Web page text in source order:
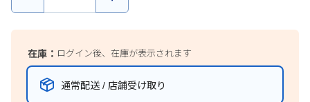
在庫： ログイン後、在庫が表示されます
通常配送 / 店舗受け取り